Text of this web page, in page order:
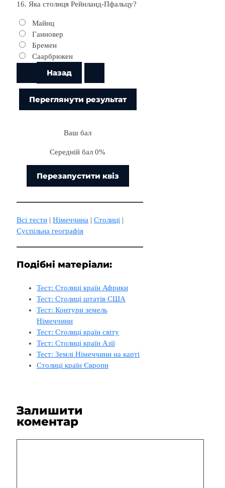
16. Яка столиця Рейнланд-Пфальцу?
Майнц
Ганновер
Бремен
Саарбрюкен
Ваш бал
Середній бал 0%
Перезапустити квіз
Всі тести | Німеччина | Столиці
Суспільна географія
Подібні матеріали:
Тест: Столиці країн Африки
Тест: Столиці штатів США
Тест: Контури земель
Німеччини
Тест: Столиці країн світу
Тест: Столиці країн Азії
Тест: Землі Німеччини на карті
Столиці країн Європи
Залишити
коментар